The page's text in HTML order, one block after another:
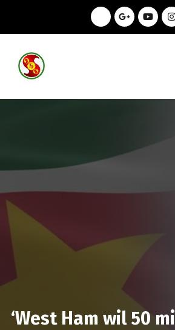
‘West Ham wil 50